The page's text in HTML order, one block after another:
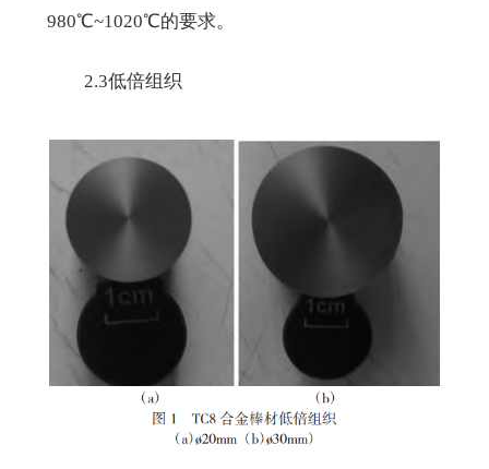
980℃~1020℃的要求。
2.3低倍组织